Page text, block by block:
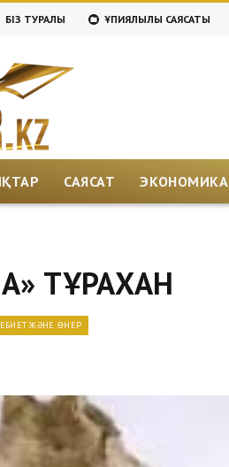
БІЗ ТУРАЛЫ ҚҰПИЯЛЫЛЫҚ САЯСАТЫ
САЯСАТ ЭКОНОМИКА
ТҰРАХАН
ЖӘНЕ ӨНЕР